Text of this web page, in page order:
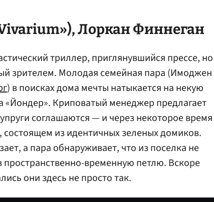
Лоркан Финнеган
триллер, приглянувшийся прессе, но
зрителем. Молодая семейная пара (Имоджен
) в поисках дома мечты натыкается на некую
Криповатый менеджер предлагает
соглашаются — и через некоторое время
состоящем из идентичных зеленых домиков.
а пара обнаруживает, что из поселка не
временную петлю. Вскоре
они здесь не просто так.